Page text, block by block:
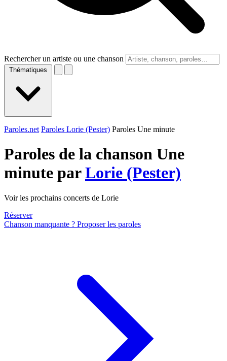
Rechercher un artiste ou une chanson
Thématiques
Paroles.net Paroles Lorie (Pester) Paroles Une minute
Paroles de la chanson Une
minute parLorie (Pester)
Voir les prochains concerts de Lorie
Réserver
Chanson manquante ? Proposer les paroles